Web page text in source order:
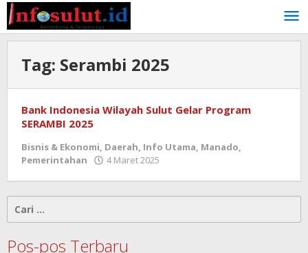
Lewati
ke
konten
Tag: Serambi 2025
Bank Indonesia Wilayah Sulut Gelar Program
SERAMBI 2025
Bisnis & Ekonomi, Daerah, Info Utama, Manado,
Pemerintahan
4 Maret 2025
untuk:
Pos-pos Terbaru